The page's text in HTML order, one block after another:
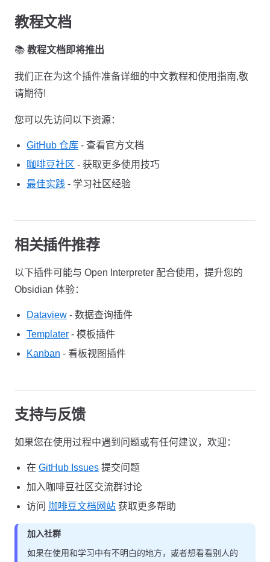
教程文档
📚 教程文档即将推出
我们正在为这个插件准备详细的中文教程和使用指南,敬
请期待!
您可以先访问以下资源：
GitHub 仓库 - 查看官方文档
咖啡豆社区 - 获取更多使用技巧
最佳实践 - 学习社区经验
相关插件推荐
以下插件可能与 Open Interpreter 配合使用，提升您的
Obsidian 体验：
Dataview - 数据查询插件
Templater - 模板插件
Kanban - 看板视图插件
支持与反馈
如果您在使用过程中遇到问题或有任何建议，欢迎：
在 GitHub Issues 提交问题
加入咖啡豆社区交流群讨论
访问 咖啡豆文档网站 获取更多帮助
加入社群
如果在使用和学习中有不明白的地方，或者想看看别人的